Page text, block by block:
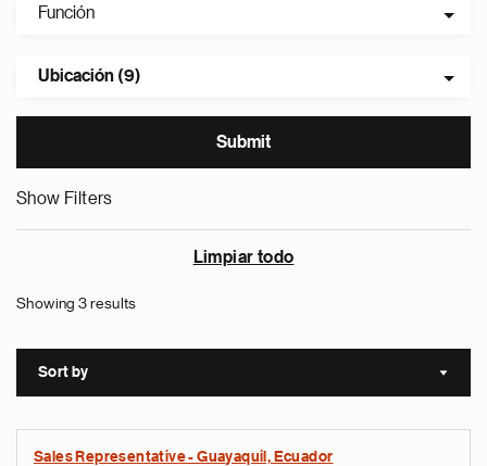
Función
Ubicación (9)
Show Filters
Limpiar todo
Showing 3 results
Sort by Sort
Sales Representative - Guayaquil, Ecuador